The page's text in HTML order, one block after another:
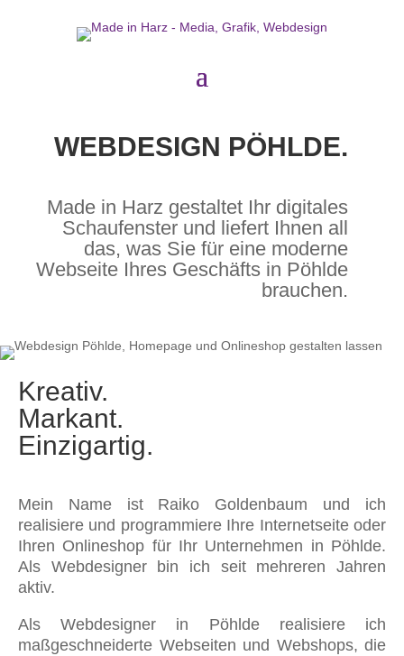
WEBDESIGN PÖHLDE.
Made in Harz gestaltet Ihr digitales
Schaufenster und liefert Ihnen all
das, was Sie für eine moderne
Webseite Ihres Geschäfts in Pöhlde
brauchen.
Kreativ.
Markant.
Einzigartig.
Mein Name ist Raiko Goldenbaum und ich
realisiere und programmiere Ihre Internetseite oder
Ihren Onlineshop für Ihr Unternehmen in Pöhlde.
Als Webdesigner bin ich seit mehreren Jahren
aktiv.
Als Webdesigner in Pöhlde realisiere ich
maßgeschneiderte Webseiten und Webshops, die